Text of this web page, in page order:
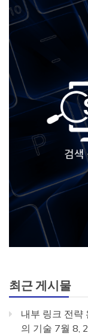
최근 게시물
내부 링크 전략
의 기술 7월 8,